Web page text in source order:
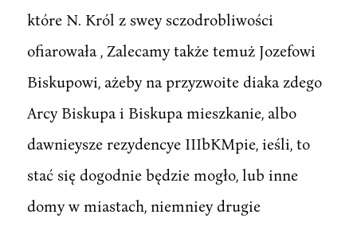
które N. Król z swey sczodrobliwości
ofiarowała , Zalecamy także temuż Jozefowi
Biskupowi, ażeby na przyzwoite diaka zdego
Arcy Biskupa i Biskupa mieszkanie, albo
dawnieysze rezydencye IIIbKMpie, ieśli, to
stać się dogodnie będzie mogło, lub inne
domy w miastach, niemniey drugie